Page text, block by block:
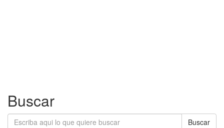
Buscar
Buscar